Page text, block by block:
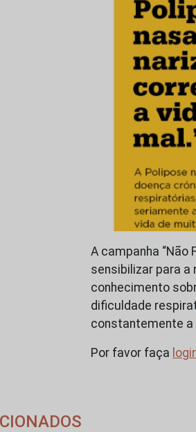
A campanha “Não
sensibilizar para a
conhecimento
dificuldade
constantemente a
Por favor faça